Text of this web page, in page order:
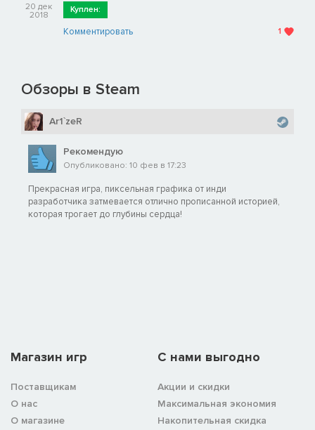
20 дек
2018
Куплен:
Комментировать 1
Обзоры в Steam
Ar1`zeR
Рекомендую
Опубликовано: 10 фев в 17:23
Прекрасная игра, пиксельная графика от инди
разработчика затмевается отлично прописанной историей,
которая трогает до глубины сердца!
Магазин игр
Поставщикам
О нас
О магазине
C нами выгодно
Акции и скидки
Максимальная экономия
Накопительная скидка